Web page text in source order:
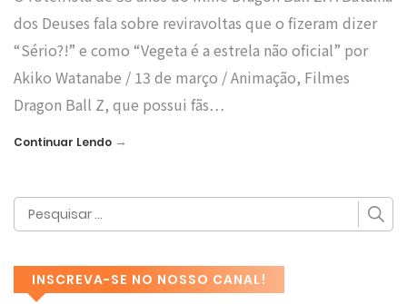
dos Deuses fala sobre reviravoltas que o fizeram dizer
“Sério?!” e como “Vegeta é a estrela não oficial” por
Akiko Watanabe / 13 de março / Animação, Filmes
Dragon Ball Z, que possui fãs…
Continuar Lendo →
INSCREVA-SE NO NOSSO CANAL!